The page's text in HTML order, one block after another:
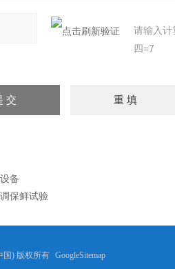
请输入计
四=7
备
保鲜试验
国) 版权所有 GoogleSitemap